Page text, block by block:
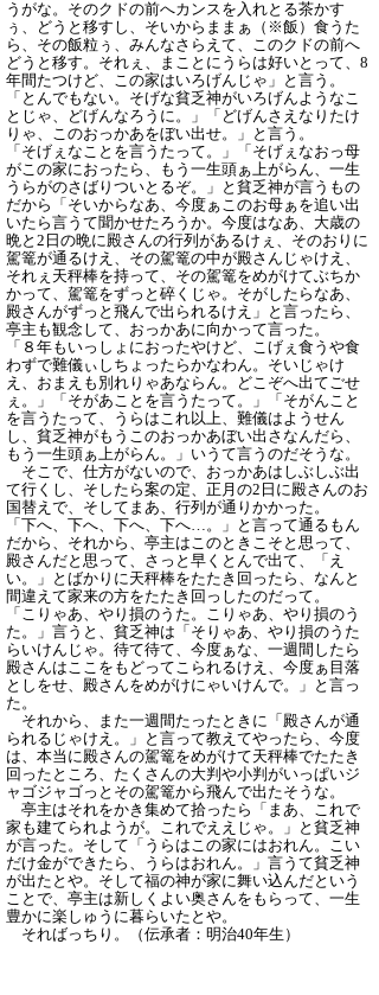
うがな。そのクドの前へカンスを入れとる茶かす
ぅ、どうと移すし、そいからままぁ（※飯）食うた
ら、その飯粒ぅ、みんなさらえて、このクドの前へ
どうと移す。それぇ、まことにうらは好いとって、8
年間たつけど、この家はいろげんじゃ」と言う。
「とんでもない。そげな貧乏神がいろげんようなこ
とじゃ、どげんなろうに。」「どげんさえなりたけ
りゃ、このおっかあをぼい出せ。」と言う。
「そげぇなことを言うたって。」「そげぇなおっ母
がこの家におったら、もう一生頭ぁ上がらん、一生
うらがのさばりついとるぞ。」と貧乏神が言うもの
だから「そいからなあ、今度ぁこのお母ぁを追い出
いたら言うて聞かせたろうか。今度はなあ、大歳の
晩と2日の晩に殿さんの行列があるけぇ、そのおりに
駕篭が通るけえ、その駕篭の中が殿さんじゃけえ、
それぇ天秤棒を持って、その駕篭をめがけてぶちか
かって、駕篭をずっと碎くじゃ。そがしたらなあ、
殿さんがずっと飛んで出られるけえ」と言ったら、
亭主も観念して、おっかあに向かって言った。
「８年もいっしょにおったやけど、こげぇ食うや食
わずで難儀ぃしちょったらかなわん。そいじゃけ
え、おまえも別れりゃあならん。どこぞへ出てごせ
ぇ。」「そがあことを言うたって。」「そがんこと
を言うたって、うらはこれ以上、難儀はようせん
し、貧乏神がもうこのおっかあぼい出さなんだら、
もう一生頭ぁ上がらん。」いうて言うのだそうな。
そこで、仕方がないので、おっかあはしぶしぶ出
て行くし、そしたら案の定、正月の2日に殿さんのお
国替えで、そしてまあ、行列が通りかかった。
「下へ、下へ、下へ、下へ…。」と言って通るもん
だから、それから、亭主はこのときこそと思って、
殿さんだと思って、さっと早くとんで出て、「え
い。」とばかりに天秤棒をたたき回ったら、なんと
間違えて家来の方をたたき回っしたのだって。
「こりゃあ、やり損のうた。こりゃあ、やり損のう
た。」言うと、貧乏神は「そりゃあ、やり損のうた
らいけんじゃ。待て待て、今度ぁな、一週間したら
殿さんはここをもどってこられるけえ、今度ぁ目落
としをせ、殿さんをめがけにゃいけんで。」と言っ
た。
それから、また一週間たったときに「殿さんが通
られるじゃけえ。」と言って教えてやったら、今度
は、本当に殿さんの駕篭をめがけて天秤棒でたたき
回ったところ、たくさんの大判や小判がいっぱいジ
ャゴジャゴっとその駕篭から飛んで出たそうな。
亭主はそれをかき集めて拾ったら「まあ、これで
家も建てられようが。これでええじゃ。」と貧乏神
が言った。そして「うらはこの家にはおれん。こい
だけ金ができたら、うらはおれん。」言うて貧乏神
が出たとや。そして福の神が家に舞い込んだという
ことで、亭主は新しくよい奥さんをもらって、一生
豊かに楽しゅうに暮らいたとや。
そればっちり。
（伝承者：明治40年生）